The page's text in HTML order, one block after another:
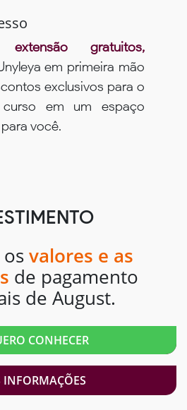
gratuitos,
em primeira mão
exclusivos para o
em um espaço
você.
valores e as
de pagamento
de August.
CONHECER
INFORMAÇÕES